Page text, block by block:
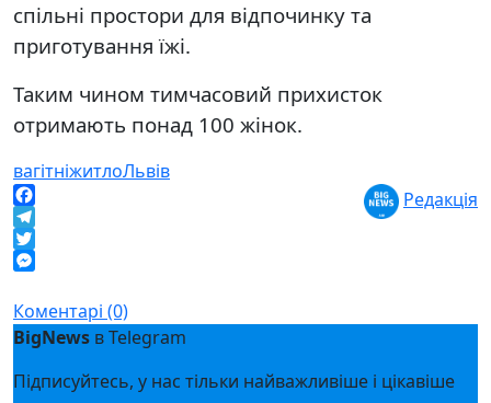
спільні простори для відпочинку та
приготування їжі.
Таким чином тимчасовий прихисток
отримають понад 100 жінок.
вагітніжитлоЛьвів
Facebook
Telegram
Twitter
Редакція
Коментарі (0)
BigNews в Telegram
Підписуйтесь, у нас тільки найважливіше і цікавіше